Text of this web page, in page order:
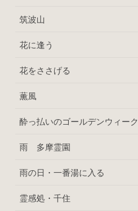
筑波山
花に逢う
花をささげる
薫風
酔っ払いのゴールデンウィーク
雨 多摩霊園
雨の日・一番湯に入る
霊感処・千住